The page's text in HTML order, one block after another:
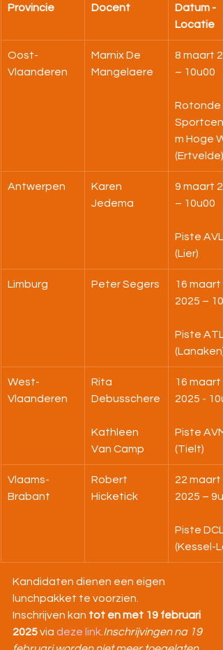
Provincie Docent
Datum -
Locatie
Oost-
Vlaanderen
Marnix De
Mangelaere
8 maart
– 10u00
Rotonde
m Hoge
(Ertvelde)
Antwerpen
Karen
Jedema
9 maart
– 10u00
Piste
(Lier)
Limburg Peter Segers
16 maart
2025 –
Piste
(Lanaken)
West-
Vlaanderen
Rita
Debusschere
Kathleen
Van Camp
16 maart
2025 -
Piste
(Tielt)
Vlaams-
Brabant
Robert
Hicketick
22 maart
2025 –
Piste
(Kessel-
Kandidaten dienen een eigen
lunchpakket te voorzien.
Inschrijven kan tot en met 19 februari
2025 via deze link.Inschrijvingen na 19